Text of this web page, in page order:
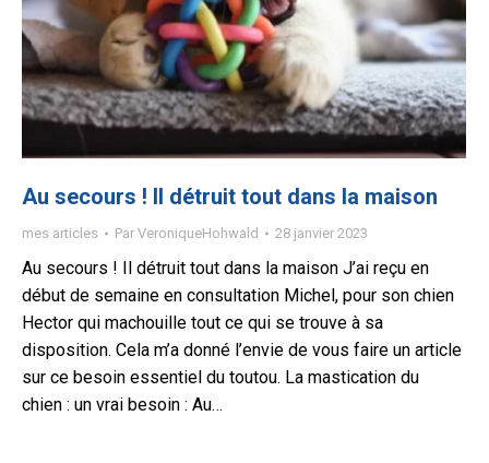
Au secours ! Il détruit tout dans la maison
mes articles Par VeroniqueHohwald 28 janvier 2023
Au secours ! Il détruit tout dans la maison J’ai reçu en
début de semaine en consultation Michel, pour son chien
Hector qui machouille tout ce qui se trouve à sa
disposition. Cela m’a donné l’envie de vous faire un article
sur ce besoin essentiel du toutou. La mastication du
chien : un vrai besoin : Au…